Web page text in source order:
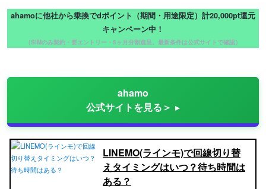
ahamoに他社から乗換でdポイント（期間・用途限定）計20,000pt還元
キャンペーン中！
（SIMのみ契約・要エントリー・5ヶ月分割進呈。最新条件は公式サイトで確認）
ahamo
公式サイトを見る＞
LINEMO(ラインモ)で回線切り替
えタイミングはいつ？待ち時間は
ある？